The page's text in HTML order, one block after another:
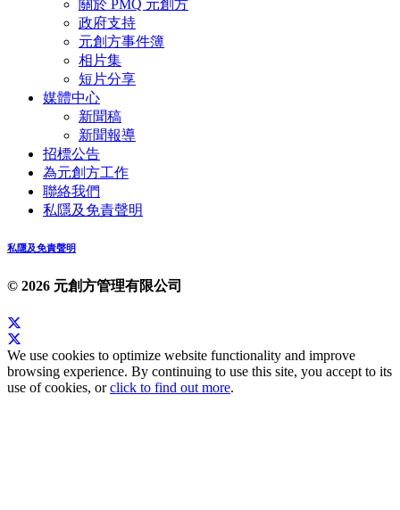
關於 PMQ 元創方
政府支持
元創方事件簿
相片集
短片分享
媒體中心
新聞稿
新聞報導
招標公告
為元創方工作
聯絡我們
私隱及免責聲明
私隱及免責聲明
© 2026 元創方管理有限公司
We use cookies to optimize website functionality and improve
browsing experience. By continuing to use this site, you accept to its
use of cookies, orclick to find out more.